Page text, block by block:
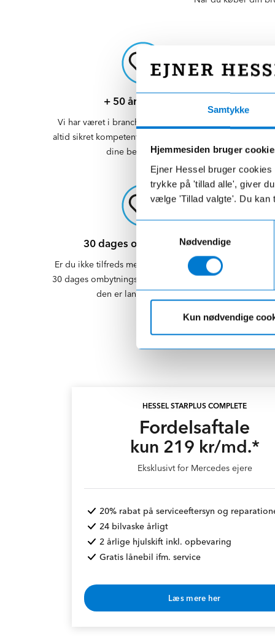
Samtykke
Hjemmesiden bruger
Ejner Hessel bruger
trykke på 'tillad alle', giver
vælge 'Tillad valgte'. Du kan
Samtykkevalg
Nødvendige
Kun nødvendige
+ 50 års erfaring
Vi har været i branchen i mange år, så du er
altid sikret kompetent rådgivning med dig og
dine behov i fokus
30 dages ombytningsret
Er du ikke tilfreds med din bil, så har du hele
30 dages ombytningsret hos Ejner Hessel - og
den er landsdækkende!
HESSEL STARPLUS COMPLETE
Fordelsaftale
kun 219 kr/md.*
Eksklusivt for Mercedes ejere
20% rabat på serviceeftersyn og
24 bilvaske årligt
2 årlige hjulskift inkl. opbevaring
Gratis lånebil ifm. service
Læs mere her